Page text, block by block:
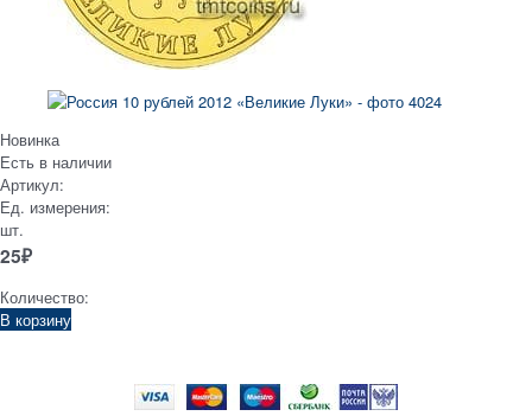
Новинка
Есть в наличии
Артикул:
Ед. измерения:
шт.
25₽
Количество:
В корзину